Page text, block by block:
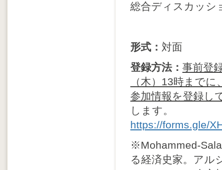
総合ディスカッシ
形式： 対面
登録方法： 事前登
（木）13時まで
参加情報を登録し
します。
https://forms.gle/
※Mohammed-
る経済史家。アル